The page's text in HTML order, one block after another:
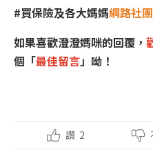
#買保險及各大媽媽網路社
如果喜歡澄澄媽咪的回覆，
個「最佳留言」呦！
讚 2